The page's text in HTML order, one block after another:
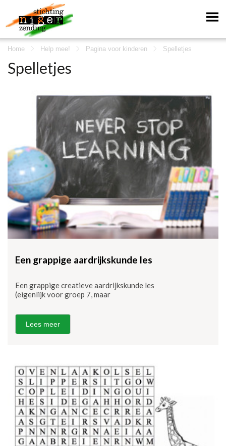
Home Help mee! Pagina voor kinderen Spelletjes
Spelletjes
Een grappige aardrijkskunde les
Een grappige creatieve aardrijkskunde les
(eigenlijk voor groep 7, maar
Lees meer